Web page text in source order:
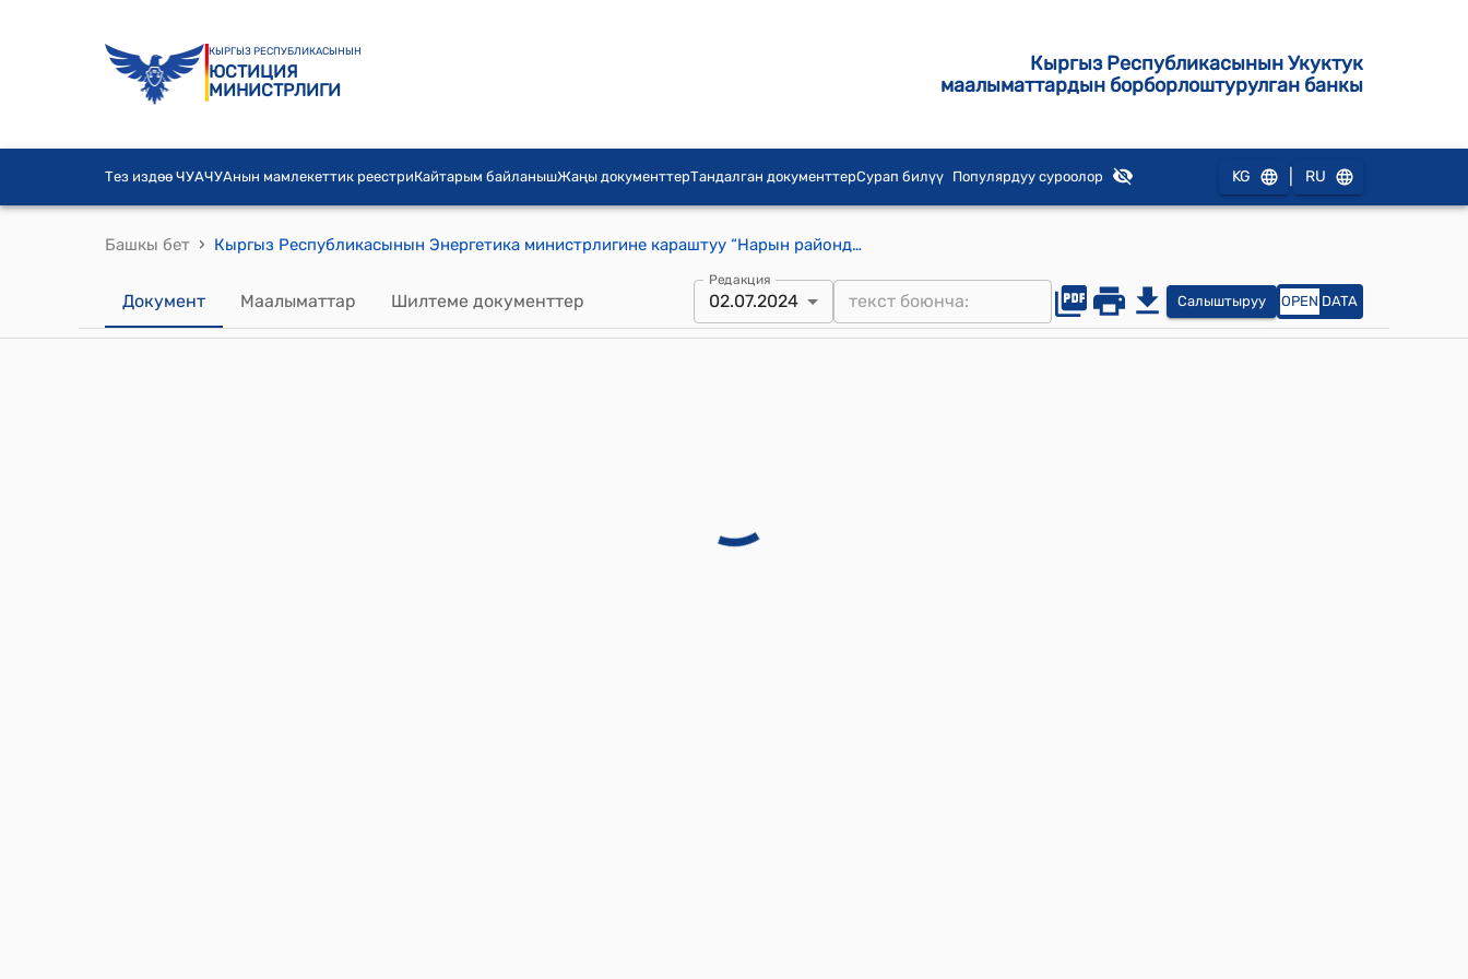
КЫРГЫЗ РЕСПУБЛИКАСЫНЫН
ЮСТИЦИЯ
МИНИСТРЛИГИ
Кыргыз Республикасынын Укуктук
маалыматтардын борборлоштурулган банкы
Тез издөө ЧУАЧУАнын мамлекеттик реестриКайтарым байланышЖаңы документтерТандалган документтерСурап билүү Популярдуу суроолор KG RU
Башкы бет › Кыргыз Республикасынын Энергетика министрлигине караштуу “Нарын райондор аралык жылуулук менен жабдуу өндүрүштүк бирикмеси” мамлекеттик ишканасынын уставы (Кыргыз Республикасынын Министрлер Кабинетинин 2024-жылдын 2-июлундагы № 345 токтому менен бекитилди)
Документ Маалыматтар Шилтеме документтер
Редакция
02.07.2024 Салыштыруу OPEN DATA